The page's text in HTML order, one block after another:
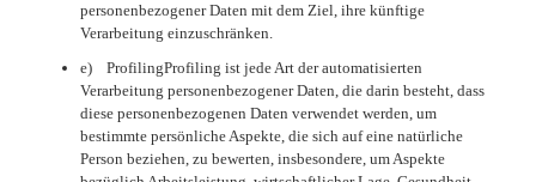
personenbezogener Daten mit dem Ziel, ihre künftige
Verarbeitung einzuschränken.
e) ProfilingProfiling ist jede Art der automatisierten
Verarbeitung personenbezogener Daten, die darin besteht, dass
diese personenbezogenen Daten verwendet werden, um
bestimmte persönliche Aspekte, die sich auf eine natürliche
Person beziehen, zu bewerten, insbesondere, um Aspekte